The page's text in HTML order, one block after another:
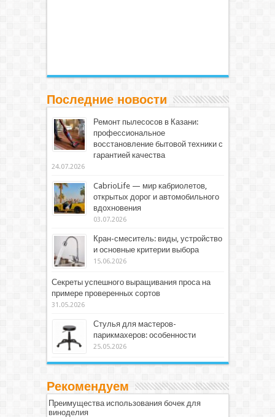
Последние новости
Ремонт пылесосов в Казани:
профессиональное
восстановление бытовой техники с
гарантией качества
24.07.2026
CabrioLife — мир кабриолетов,
открытых дорог и автомобильного
вдохновения
03.07.2026
Кран-смеситель: виды, устройство
и основные критерии выбора
15.06.2026
Секреты успешного выращивания проса на
примере проверенных сортов
31.05.2026
Стулья для мастеров-
парикмахеров: особенности
25.05.2026
Рекомендуем
Преимущества использования бочек для
виноделия